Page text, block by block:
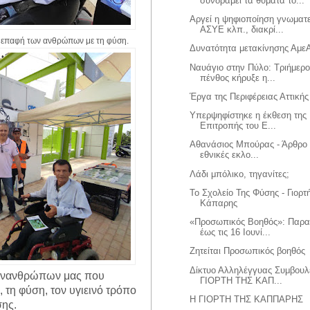
επαφή των ανθρώπων με τη φύση.
μας που
τη φύση, τον υγιεινό τρόπο
Αργεί η ψηφιοποίηση
ΑΣΥΕ κλπ., διακρί...
Δυνατότητα μετακίνησης
Ναυάγιο στην Πύλο:
πένθος κήρυξε η...
Έργα της Περιφέρειας Αττικής
Υπερψηφίστηκε η έκθεση της
Επιτροπής του Ε...
Αθανάσιος Μπούρας - Άρθρο
εθνικές εκλο...
Λάδι μπόλικο, τηγανίτες;
Το Σχολείο Της Φύσης -
Κάπαρης
«Προσωπικός Βοηθός»:
έως τις 16 Ιουνί...
Ζητείται Προσωπικός βοηθός
Δίκτυο Αλληλέγγυας
ΓΙΟΡΤΗ ΤΗΣ ΚΑΠ...
Η ΓΙΟΡΤΗ ΤΗΣ ΚΑΠΠΑΡΗΣ